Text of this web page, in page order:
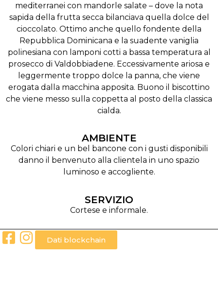
mediterranei con mandorle salate – dove la nota
sapida della frutta secca bilanciava quella dolce del
cioccolato. Ottimo anche quello fondente della
Repubblica Dominicana e la suadente vaniglia
polinesiana con lamponi cotti a bassa temperatura al
prosecco di Valdobbiadene. Eccessivamente ariosa e
leggermente troppo dolce la panna, che viene
erogata dalla macchina apposita. Buono il biscottino
che viene messo sulla coppetta al posto della classica
cialda.
AMBIENTE
Colori chiari e un bel bancone con i gusti disponibili
danno il benvenuto alla clientela in uno spazio
luminoso e accogliente.
SERVIZIO
Cortese e informale.
Dati blockchain